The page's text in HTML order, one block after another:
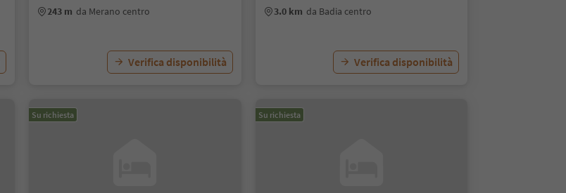
243 m da Merano centro
Verifica disponibilità
3.0 km da Badia centro
Verifica disponibilità
Su richiesta Su richiesta